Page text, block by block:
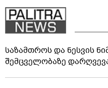
საზამთროს და ნესვის
შემცველობაზე